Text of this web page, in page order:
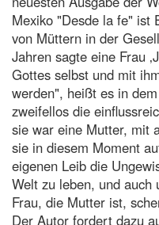
Mexiko "Desde la fe" ist
von Müttern in der
Jahren sagte eine Frau
Gottes selbst und mit
werden", heißt es in
zweifellos die
sie war eine Mutter, mit
sie in diesem Moment
eigenen Leib die
Welt zu leben, und
Frau, die Mutter ist,
Der Autor fordert dazu